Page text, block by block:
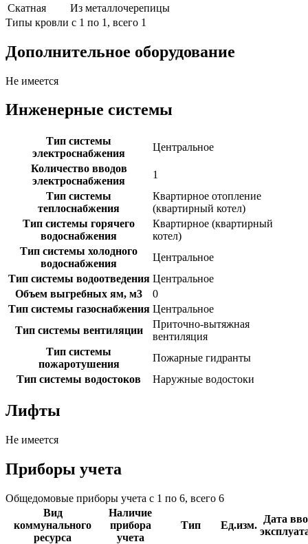
Скатная
Из металлочерепицы
Типы кровли с 1 по 1, всего 1
Дополнительное оборудование
Не имеется
Инженерные системы
Тип системы
электроснабжения
Центральное
Количество вводов
электроснабжения
1
Тип системы
теплоснабжения
Квартирное отопление
(квартирный котел)
Тип системы горячего
водоснабжения
Квартирное (квартирный
котел)
Тип системы холодного
водоснабжения
Центральное
Тип системы водоотведения Центральное
Объем выгребных ям, м3
0
Тип системы газоснабжения Центральное
Тип системы вентиляции
Приточно-вытяжная
вентиляция
Тип системы
пожаротушения
Пожарные гидранты
Тип системы водостоков
Наружные водостоки
Лифты
Не имеется
Приборы учета
Общедомовые приборы учета с 1 по 6, всего 6
Вид
коммунального
ресурса
Наличие
прибора
учета
Тип Ед.изм.
Дата